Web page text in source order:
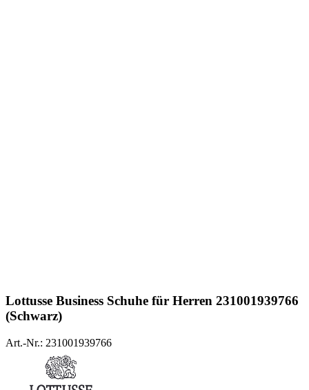
Lottusse Business Schuhe für Herren 231001939766
(Schwarz)
Art.-Nr.: 231001939766